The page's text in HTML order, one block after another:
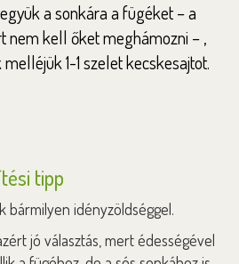
a sonkára a fügéket – a
nem kell őket meghámozni – ,
1-1 szelet kecskesajtot.
tipp
bármilyen idényzöldséggel.
jó választás, mert édességével